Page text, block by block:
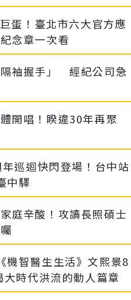
蛋！臺北市六大官方應
念章一次看
袖握手」 經紀公司急
開唱！睽違30年再聚
巡迴快閃登場！台中站
中驛
庭辛酸！攻讀長照碩士
機智醫生生活》文熙景8
時代洪流的動人篇章